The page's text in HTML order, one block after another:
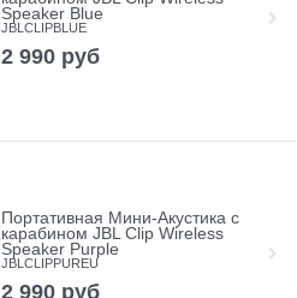
Speaker Blue
JBLCLIPBLUE
2 990 руб
Портативная Мини-Акустика с
карабином JBL Clip Wireless
Speaker Purple
JBLCLIPPUREU
2 990 руб